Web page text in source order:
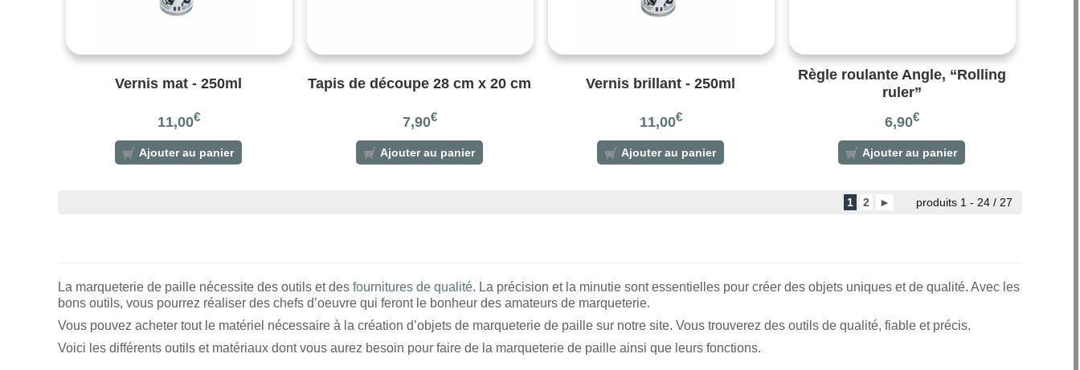
Vernis mat - 250ml
11,00€
Ajouter au panier
Tapis de découpe 28 cm x 20 cm
7,90€
Ajouter au panier
Vernis brillant - 250ml
11,00€
Ajouter au panier
Règle roulante Angle, “Rolling
ruler”
6,90€
Ajouter au panier
1 2 ► produits 1 - 24 / 27
La marqueterie de paille nécessite des outils et des fournitures de qualité. La précision et la minutie sont essentielles pour créer des objets uniques et de qualité. Avec les
bons outils, vous pourrez réaliser des chefs d’oeuvre qui feront le bonheur des amateurs de marqueterie.
Vous pouvez acheter tout le matériel nécessaire à la création d’objets de marqueterie de paille sur notre site. Vous trouverez des outils de qualité, fiable et précis.
Voici les différents outils et matériaux dont vous aurez besoin pour faire de la marqueterie de paille ainsi que leurs fonctions.